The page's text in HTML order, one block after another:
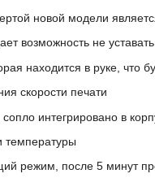
новой модели
возможность не
находится в руке, что
скорости печати
интегрировано в
температуры
режим, после 5 минут